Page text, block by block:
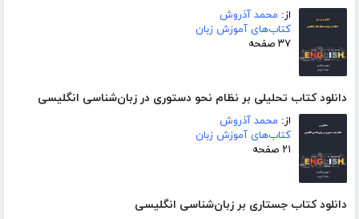
از: محمد آذروش
کتاب‌های آموزش زبان
۳۷ صفحه
دانلود کتاب تحلیلی بر نظام نحو دستوری در زبان‌شناسی انگلیسی
از: محمد آذروش
کتاب‌های آموزش زبان
۲۱ صفحه
دانلود کتاب جستاری بر زبان‌شناسی انگلیسی